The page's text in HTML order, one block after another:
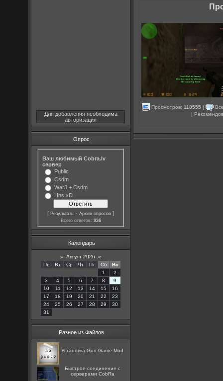
Для добавления необходима
авторизация
Опрос
Ваш любимый Cobra.lv
сервер
Public
Csdm
War3 + Csdm
Hns xD
[Результаты ·Архив опросов ]
Всего ответов: 936
Календарь
« Август 2026
»
Пн
Вт Ср Чт Пт Сб
Вс
1
2
3
4 5 6 7 8
9
10
11 12 13 14 15
16
17
18 19 20 21 22
23
24
25 26 27 28 29
30
31
Разное из Файлов
Установка Gun Game Mod
Быстрое соединение с
серверами CobRa
Просмотров: 118555 |
|